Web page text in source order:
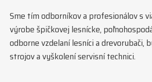
Sme tím odborníkov a profesionálov s
výrobe špičkovej lesnícke,
odborne vzdelaní lesníci a drevorubači,
strojov a vyškolení servisní technici.